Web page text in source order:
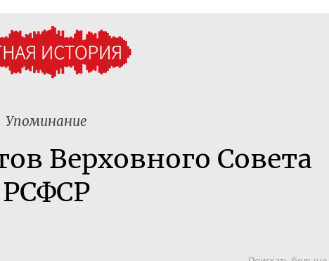
Упоминание
Верховного Совета
РСФСР